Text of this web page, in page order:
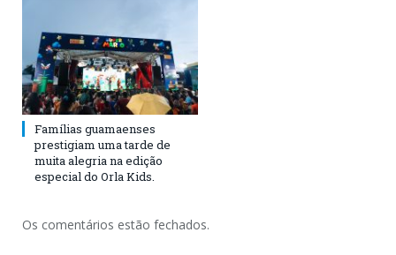
Famílias guamaenses
prestigiam uma tarde de
muita alegria na edição
especial do Orla Kids.
Os comentários estão fechados.